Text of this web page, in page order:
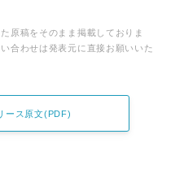
原稿をそのまま掲載しておりま
合わせは発表元に直接お願いいた
ース原文(PDF)